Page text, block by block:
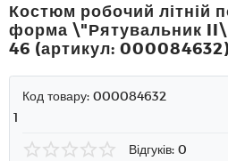
Костюм робочий літній
форма \"Рятувальник II\"
46 (артикул: 000084632)
Код товару: 000084632
1
Відгуків: 0